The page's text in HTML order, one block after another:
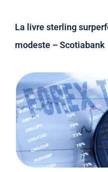
La livre sterling
modeste – Scotiabank